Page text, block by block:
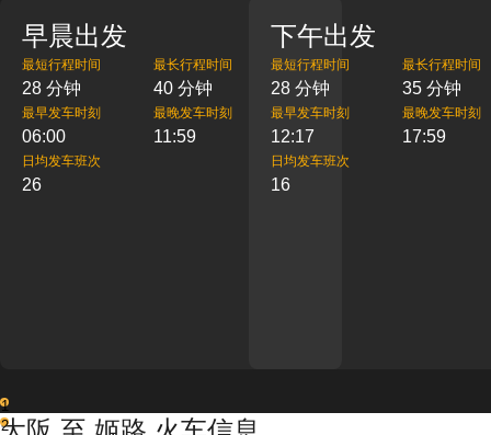
早晨出发
最短行程时间
28 分钟
最长行程时间
40 分钟
最早发车时刻
06:00
最晚发车时刻
11:59
日均发车班次
26
下午出发
最短行程时间
28 分钟
最长行程时间
35 分钟
最早发车时刻
12:17
最晚发车时刻
17:59
日均发车班次
16
1
2